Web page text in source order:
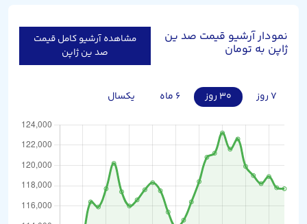
نمودار آرشیو قیمت صد ین
ژاپن به تومان
مشاهده آرشیو کامل قیمت
صد ین ژاپن
۷ روز ۳۰ روز ۶ ماه یکسال